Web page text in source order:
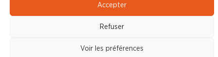
Accepter
Refuser
Voir les préférences